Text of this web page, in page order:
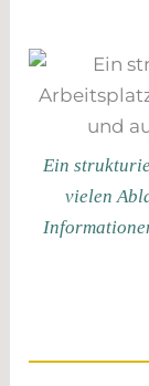
Ein
vielen